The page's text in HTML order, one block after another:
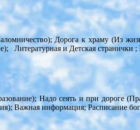
Дорога к храму (Из
Литературная и Детская странички
Надо сеять и при дороге
Важная информация; Расписание